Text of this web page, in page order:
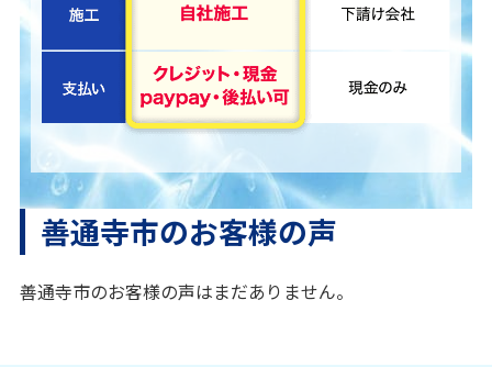
善通寺市のお客様の声
善通寺市のお客様の声はまだありません。